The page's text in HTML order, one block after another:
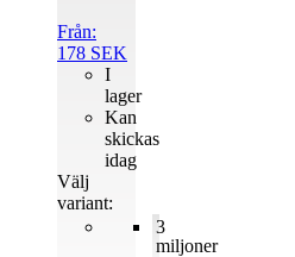
Från:
178 SEK
3
miljoner
I
lager
Kan
skickas
idag
Välj
variant: